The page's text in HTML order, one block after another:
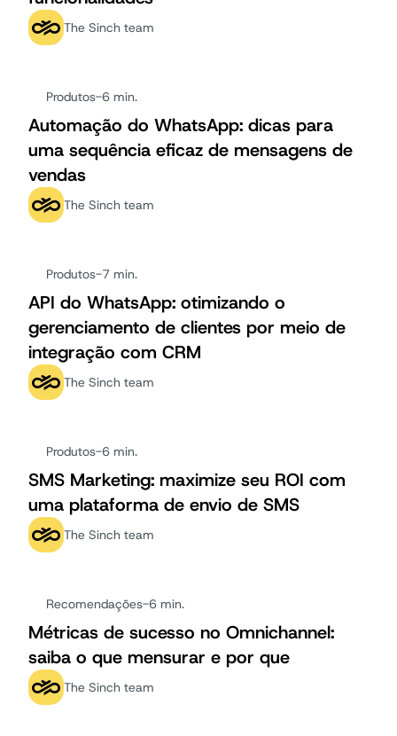
The Sinch team
Produtos-6 min.
Automação do WhatsApp: dicas para
uma sequência eficaz de mensagens de
vendas
The Sinch team
Produtos-7 min.
API do WhatsApp: otimizando o
gerenciamento de clientes por meio de
integração com CRM
The Sinch team
Produtos-6 min.
SMS Marketing: maximize seu ROI com
uma plataforma de envio de SMS
The Sinch team
Recomendações-6 min.
Métricas de sucesso no Omnichannel:
saiba o que mensurar e por que
The Sinch team